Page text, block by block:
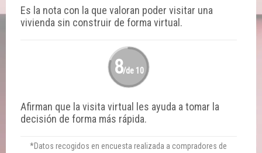
Es la nota con la que valoran poder visitar una
vivienda sin construir de forma virtual.
8/de 10
Afirman que la visita virtual les ayuda a tomar la
decisión de forma más rápida.
*Datos recogidos en encuesta realizada a compradores de